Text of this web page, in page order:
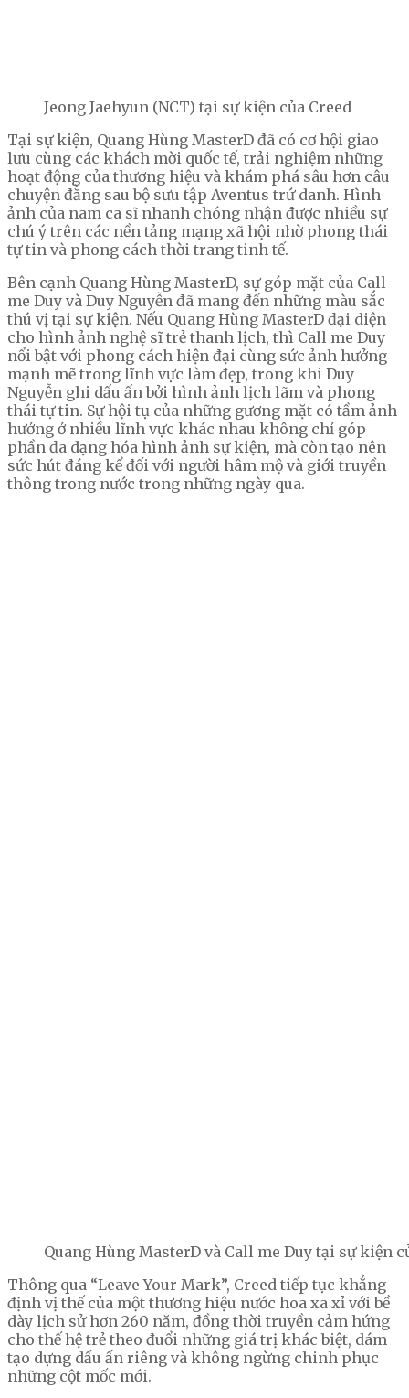
Jeong Jaehyun (NCT) tại sự kiện của Creed
Tại sự kiện, Quang Hùng MasterD đã có cơ hội giao
lưu cùng các khách mời quốc tế, trải nghiệm những
hoạt động của thương hiệu và khám phá sâu hơn câu
chuyện đằng sau bộ sưu tập Aventus trứ danh. Hình
ảnh của nam ca sĩ nhanh chóng nhận được nhiều sự
chú ý trên các nền tảng mạng xã hội nhờ phong thái
tự tin và phong cách thời trang tinh tế.
Bên cạnh Quang Hùng MasterD, sự góp mặt của Call
me Duy và Duy Nguyễn đã mang đến những màu sắc
thú vị tại sự kiện. Nếu Quang Hùng MasterD đại diện
cho hình ảnh nghệ sĩ trẻ thanh lịch, thì Call me Duy
nổi bật với phong cách hiện đại cùng sức ảnh hưởng
mạnh mẽ trong lĩnh vực làm đẹp, trong khi Duy
Nguyễn ghi dấu ấn bởi hình ảnh lịch lãm và phong
thái tự tin. Sự hội tụ của những gương mặt có tầm ảnh
hưởng ở nhiều lĩnh vực khác nhau không chỉ góp
phần đa dạng hóa hình ảnh sự kiện, mà còn tạo nên
sức hút đáng kể đối với người hâm mộ và giới truyền
thông trong nước trong những ngày qua.
Quang Hùng MasterD và Call me Duy tại sự kiện
Thông qua “Leave Your Mark”, Creed tiếp tục khẳng
định vị thế của một thương hiệu nước hoa xa xỉ với bề
dày lịch sử hơn 260 năm, đồng thời truyền cảm hứng
cho thế hệ trẻ theo đuổi những giá trị khác biệt, dám
tạo dựng dấu ấn riêng và không ngừng chinh phục
những cột mốc mới.